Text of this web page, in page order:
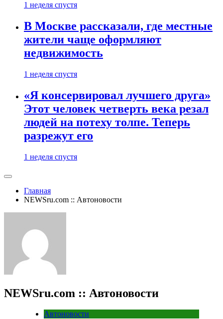
1 неделя спустя
В Москве рассказали, где местные
жители чаще оформляют
недвижимость
1 неделя спустя
«Я консервировал лучшего друга»
Этот человек четверть века резал
людей на потеху толпе. Теперь
разрежут его
1 неделя спустя
Главная
NEWSru.com :: Автоновости
NEWSru.com :: Автоновости
Автоновости